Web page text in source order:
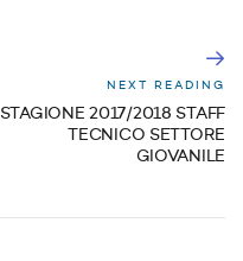
NEXT READING
STAGIONE 2017/2018 STAFF
TECNICO SETTORE
GIOVANILE